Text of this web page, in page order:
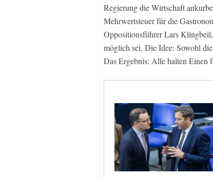
Regierung die Wirtschaft
Mehrwertsteuer für die
Oppositionsführer Lars
möglich sei. Die Idee: Sowohl
Das Ergebnis: Alle halten Einen